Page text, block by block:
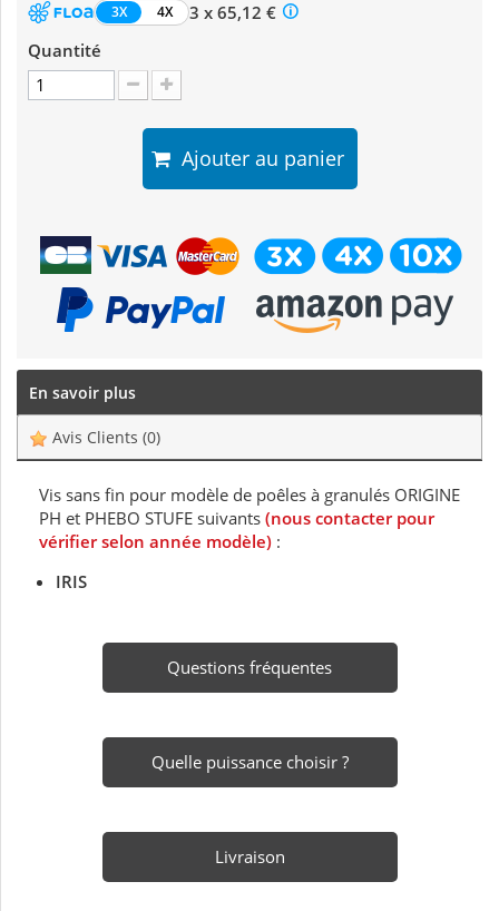
3X 4X
3 x 65,12 €
Quantité
Ajouter au panier
En savoir plus
Avis Clients (0)
Vis sans fin pour modèle de poêles à granulés ORIGINE
PH et PHEBO STUFE suivants (nous contacter pour
vérifier selon année modèle) :
IRIS
Questions fréquentes
Quelle puissance choisir ?
Livraison